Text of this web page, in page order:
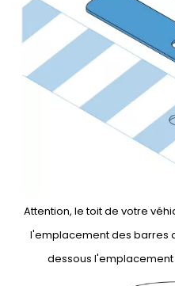
Attention, le toit de votre
l'emplacement des barres
dessous